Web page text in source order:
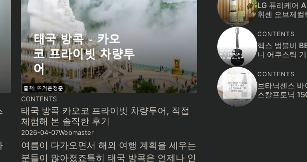
CONTENTS
태국 방콕 카오코 프라이빗 차량투어, 직접
체험해 본 솔직한 후기
2026-04-07Webmaster
여름이 다가오면서 해외 여행 계획을 세우는
분들이 많아졌죠특히 태국 방콕은 언제나 인
LG 퓨리케어
휘센 오브제컬
CONTENTS
헥스 범블비
니 어쿠스틱
CONTENTS
보타닉센스 바
스칼프토닉